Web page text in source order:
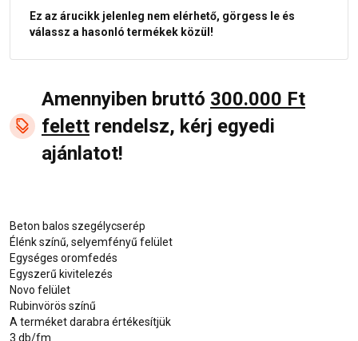
Ez az árucikk jelenleg nem elérhető, görgess le és
válassz a hasonló termékek közül!
Amennyiben bruttó 300.000 Ft
felett rendelsz, kérj egyedi
ajánlatot!
Beton balos szegélycserép
Élénk színű, selyemfényű felület
Egységes oromfedés
Egyszerű kivitelezés
Novo felület
Rubinvörös színű
A terméket darabra értékesítjük
3 db/fm